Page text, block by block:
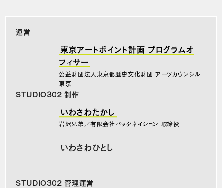
運営
東京アートポイント計画 プログラムオ
フィサー
公益財団法人東京都歴史文化財団 アーツカウンシル
東京
STUDIO302 制作
いわさわたかし
岩沢兄弟／有限会社バッタネイション 取締役
いわさわひとし
STUDIO302 管理運営